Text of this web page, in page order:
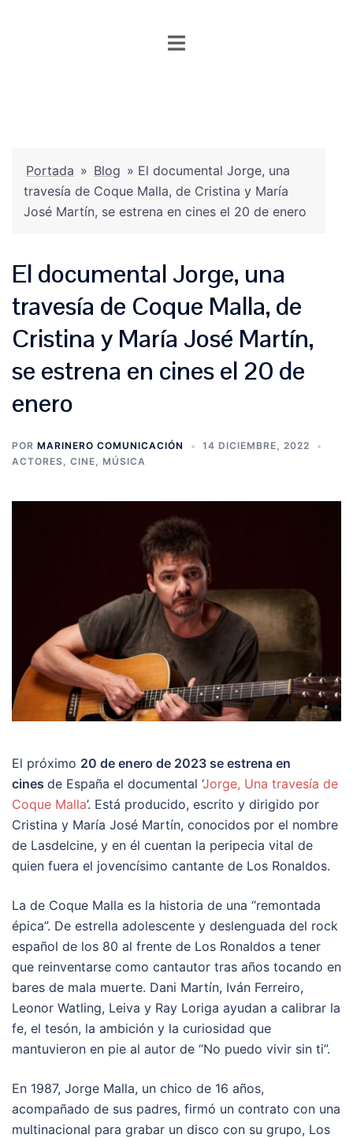
Portada » Blog » El documental Jorge, una
travesía de Coque Malla, de Cristina y María
José Martín, se estrena en cines el 20 de enero
El documental Jorge, una
travesía de Coque Malla, de
Cristina y María José Martín,
se estrena en cines el 20 de
enero
POR MARINERO COMUNICACIÓN
14 DICIEMBRE, 2022
ACTORES, CINE, MÚSICA
El próximo 20 de enero de 2023 se estrena en
cines de España el documental ‘Jorge, Una travesía de
Coque Malla’. Está producido, escrito y dirigido por
Cristina y María José Martín, conocidos por el nombre
de Lasdelcine, y en él cuentan la peripecia vital de
quien fuera el jovencísimo cantante de Los Ronaldos.
La de Coque Malla es la historia de una “remontada
épica”. De estrella adolescente y deslenguada del rock
español de los 80 al frente de Los Ronaldos a tener
que reinventarse como cantautor tras años tocando en
bares de mala muerte. Dani Martín, Iván Ferreiro,
Leonor Watling, Leiva y Ray Loriga ayudan a calibrar la
fe, el tesón, la ambición y la curiosidad que
mantuvieron en pie al autor de “No puedo vivir sin ti”.
En 1987, Jorge Malla, un chico de 16 años,
acompañado de sus padres, firmó un contrato con una
multinacional para grabar un disco con su grupo, Los